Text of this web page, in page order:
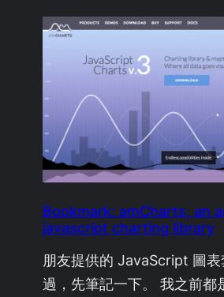
Bookmark: amCharts, an
javascript charting library
朋友提供的 JavaScript 圖
過，先筆記一下。 我之前都